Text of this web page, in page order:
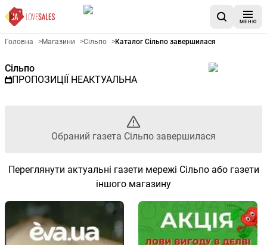
МЕНЮ
Рекламна газета Сільпо -
Головна >Магазини >Сільпо >Каталог Сільпо завершилася
Сільпо
ПРОПОЗИЦІЇ НЕАКТУАЛЬНА
Обраний газета Сільпо завершилася
Переглянути актуальні газети мережі Сільпо або газети
іншого магазину